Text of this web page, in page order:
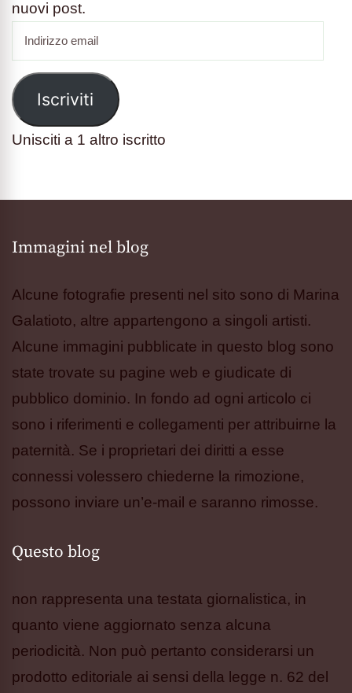
nuovi post.
email
Iscriviti
Unisciti a 1 altro iscritto
Immagini nel blog
Alcune fotografie presenti nel sito sono di Marina
Galatioto, altre appartengono a singoli artisti.
Alcune immagini pubblicate in questo blog sono
state trovate su pagine web e giudicate di
pubblico dominio. In fondo ad ogni articolo ci
sono i riferimenti e collegamenti per attribuirne la
paternità. Se i proprietari dei diritti a esse
connessi volessero chiederne la rimozione,
possono inviare un’e-mail e saranno rimosse.
Questo blog
non rappresenta una testata giornalistica, in
quanto viene aggiornato senza alcuna
periodicità. Non può pertanto considerarsi un
prodotto editoriale ai sensi della legge n. 62 del